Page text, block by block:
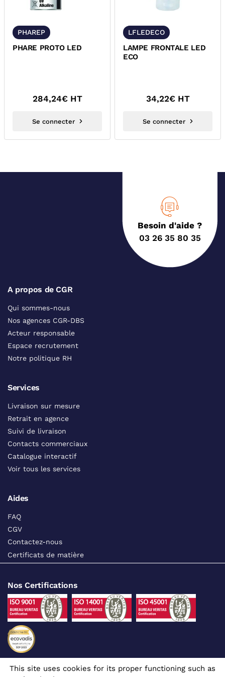
PHAREP
PHARE PROTO LED
284,24€ HT
Se connecter
LFLEDECO
LAMPE FRONTALE LED
ECO
34,22€ HT
Se connecter
Besoin d'aide ?
03 26 35 80 35
A propos de CGR
Qui sommes-nous
Nos agences CGR-DBS
Acteur responsable
Espace recrutement
Notre politique RH
Services
Livraison sur mesure
Retrait en agence
Suivi de livraison
Contacts commerciaux
Catalogue interactif
Voir tous les services
Aides
FAQ
CGV
Contactez-nous
Certificats de matière
Nos Certifications
This site uses cookies for its proper functioning such as